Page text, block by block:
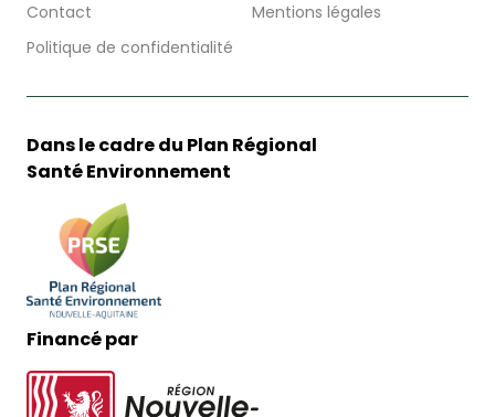
Contact
Mentions légales
Politique de confidentialité
Dans le cadre du Plan Régional
Santé Environnement
Financé par